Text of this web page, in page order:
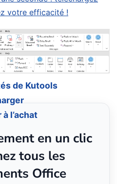
votre efficacité !
de Kutools
l’achat
en un clic
tous les
Office